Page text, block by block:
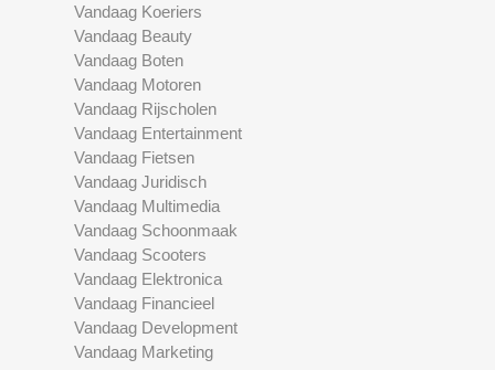
Vandaag Koeriers
Vandaag Beauty
Vandaag Boten
Vandaag Motoren
Vandaag Rijscholen
Vandaag Entertainment
Vandaag Fietsen
Vandaag Juridisch
Vandaag Multimedia
Vandaag Schoonmaak
Vandaag Scooters
Vandaag Elektronica
Vandaag Financieel
Vandaag Development
Vandaag Marketing